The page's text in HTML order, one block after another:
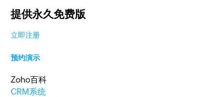
提供永久免费版
立即注册
预约演示
Zoho百科
CRM系统